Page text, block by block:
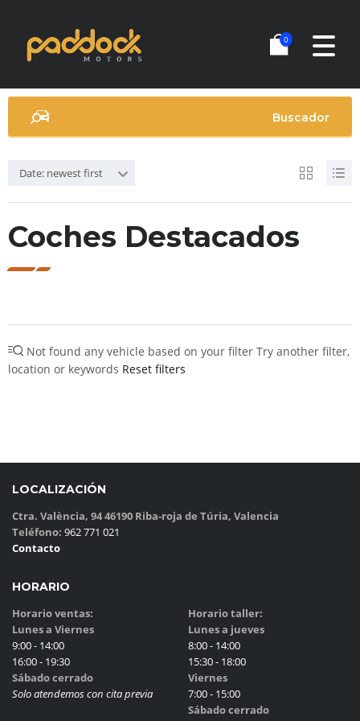
0
Buscador
Date: newest first
Coches Destacados
Not found any vehicle based on your filter Try another filter,
location or keywords Reset filters
LOCALIZACIÓN
Ctra. València, 94 46190 Riba-roja de Túria, Valencia
Teléfono: 962 771 021
Contacto
HORARIO
Horario ventas:
Lunes a Viernes
9:00 - 14:00
16:00 - 19:30
Sábado cerrado
Solo atendemos con cita previa
Horario taller:
Lunes a jueves
8:00 - 14:00
15:30 - 18:00
Viernes
7:00 - 15:00
Sábado cerrado